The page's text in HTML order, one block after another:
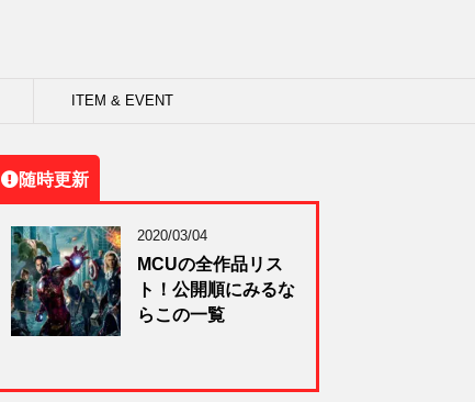
ITEM & EVENT
随時更新
2020/03/04
MCUの全作品リス
ト！公開順にみるな
らこの一覧